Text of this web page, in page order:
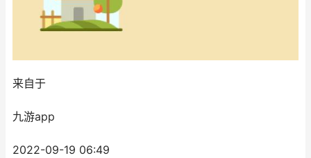
来自于
九游app
2022-09-19 06:49